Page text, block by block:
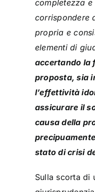
completezza
corrispondere
propria e
elementi di
accertando la
proposta, sia
l’effettività
assicurare il
causa della
stato di crisi
Sulla scorta di